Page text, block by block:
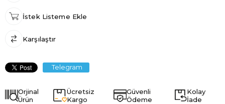
İstek Listeme Ekle
Karşılaştır
Telegram
Orjinal
Ürün
Ücretsiz
Kargo
Güvenli
Ödeme
Kolay
İade